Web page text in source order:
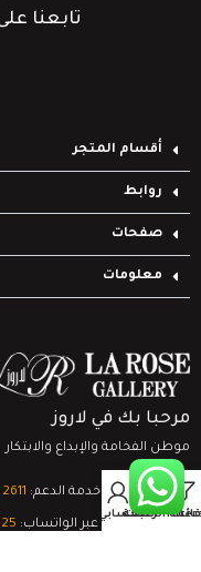
تابعنا
أقسام المتجر
روابط
صفحات
معلومات
مرحبا بك في لاروز
موطن الفخامة والإبداع والابتكار
تواصل مع خدمة الدعم:
الدعم الفني عبر الواتساب:
قائمة الرغبات
0
السلةحسابي